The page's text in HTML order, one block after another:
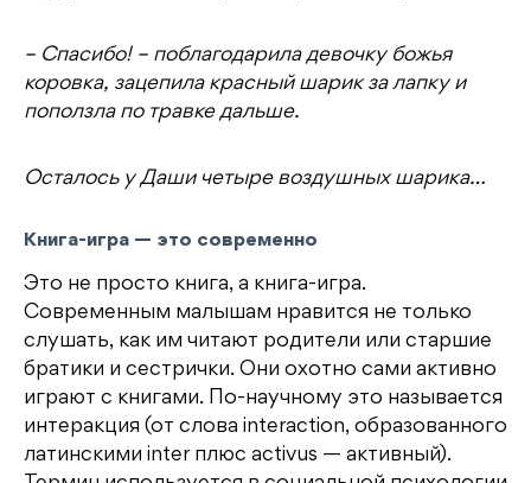
– Спасибо! – поблагодарила девочку божья
коровка, зацепила красный шарик за лапку и
поползла по травке дальше.
Осталось у Даши четыре воздушных шарика…
Книга-игра — это современно
Это не просто книга, а книга-игра.
Современным малышам нравится не только
слушать, как им читают родители или старшие
братики и сестрички. Они охотно сами активно
играют с книгами. По-научному это называется
интеракция (от слова interaction, образованного
латинскими inter плюс activus — активный).